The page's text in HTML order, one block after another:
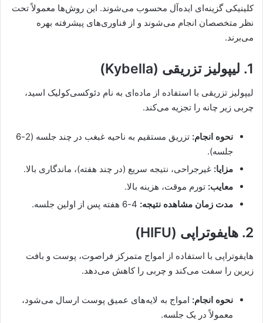
کلینیکی گزینه‌ای ایده‌آل محسوب می‌شوند. این روش‌ها معمولاً تحت
نظر متخصصان انجام می‌شوند و از فناوری‌های پیشرفته بهره
می‌برند.
1. لیپولیز تزریقی (Kybella)
لیپولیز تزریقی با استفاده از ماده‌ای به نام دئوکسی‌کولیک اسید،
چربی زیر چانه را تجزیه می‌کند.
نحوه انجام:
تزریق مستقیم به ناحیه غبغب در چند جلسه (2-6
جلسه).
مزایا: غیرجراحی، نتیجه سریع (در چند هفته)، ماندگاری بالا.
معایب: تورم موقت، هزینه بالا.
مدت زمان مشاهده نتیجه:
2. هایفوتراپی (HIFU)
هایفوتراپی با استفاده از امواج متمرکز فراصوت، پوست و بافت
زیرین را سفت می‌کند و چربی را کاهش می‌دهد.
نحوه انجام: امواج به لایه‌های عمیق پوست ارسال می‌شود،
معمولاً در یک جلسه.